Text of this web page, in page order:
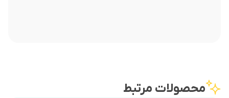
محصولات مرتبط